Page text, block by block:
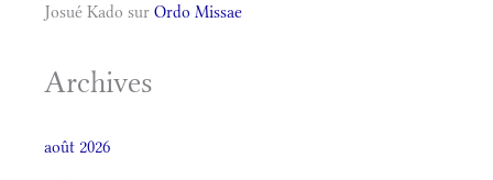
Josué Kado sur Ordo Missae
Archives
août 2026